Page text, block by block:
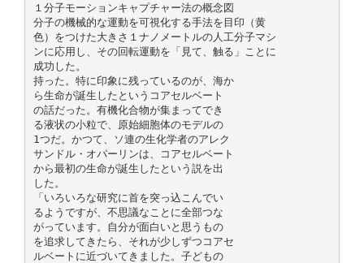
１分子モーションキャプチャー法の概念図
分子の機械的な運動を可視化する手法を目印（黄
色）をつけた大きさ１ナノメートルの人工分子マシ
ンに応用し、その回転運動を「見て、触る」ことに
成功した。
持った。特に印象に残っているのが、海か
ら生命が誕生したというコアセルベート
の話だった。有機化合物が集まってでき
る液状の小粒で、原始細胞体のモデルの
1つだ。かつて、ソ連の生化学者のアレク
サンドル・オパーリンは、コアセルベート
から最初の生命が誕生したという説を出
した。
「いろいろな研究に首を突っ込こんでい
るようですが、不思議なことに全部つな
がっています。自分が面白いと思うもの
を追求してきたら、それが少しずつコアセ
ルベートに近づいてきました。子どもの